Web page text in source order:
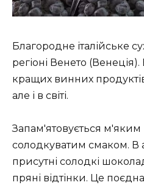
Благородне італійське
регіоні Венето
кращих винних
але і в світі.
Запам'ятовується
солодкуватим смаком. В
присутні солодкі
пряні відтінки. Це